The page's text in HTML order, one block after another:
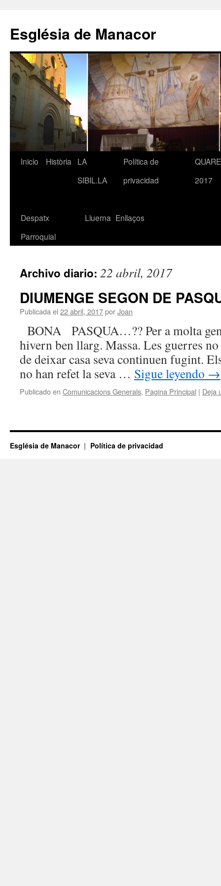
contenido
Església de Manacor
Inicio Història
LA
SIBIL.LA
Política de
privacidad
2017
Despatx
Parroquial
Lluerna Enllaços
Archivo diario: 22 abril, 2017
DIUMENGE SEGON DE
Publicada el 22 abril, 2017porJoan
BONA PASQUA…?? Per a molta
hivern ben llarg. Massa. Les guerres
de deixar casa seva continuen fugint.
no han refet la seva … Sigue leyendo →
Publicado en Comunicacions Generals, Pagina Principal | Deja
Església de Manacor Política de privacidad